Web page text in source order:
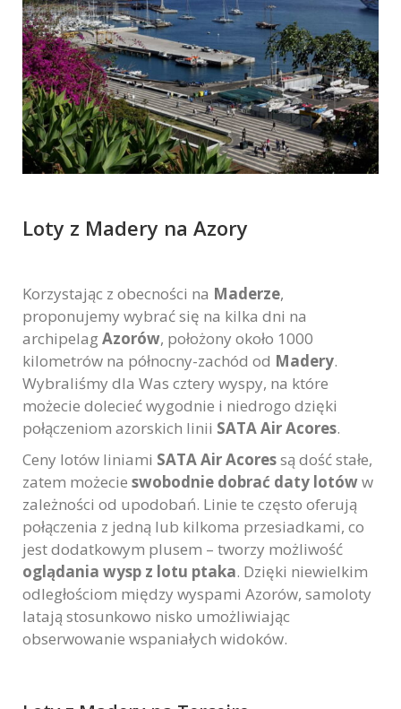
Loty z Madery na Azory
Korzystając z obecności na Maderze,
proponujemy wybrać się na kilka dni na
archipelagAzorów, położony około 1000
kilometrów na północny-zachód od Madery.
Wybraliśmy dla Was cztery wyspy, na które
możecie dolecieć wygodnie i niedrogo dzięki
połączeniom azorskich linii SATA Air Acores.
Ceny lotów liniami SATA Air Acoressą dość stałe,
zatem możecie swobodnie dobrać daty lotóww
zależności od upodobań. Linie te często oferują
połączenia z jedną lub kilkoma przesiadkami, co
jest dodatkowym plusem – tworzy możliwość
oglądania wysp z lotu ptaka. Dzięki niewielkim
odległościom między wyspami Azorów, samoloty
latają stosunkowo nisko umożliwiając
obserwowanie wspaniałych widoków.